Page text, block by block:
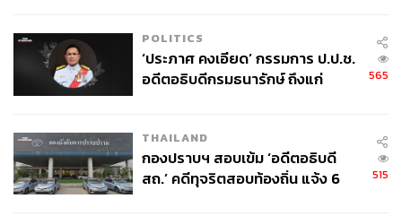
วิกฤตการณ์ครั้งนี้ได้คลายตัวออก และพาประเทศเพื่อนบ้าน
ทั้ง 2 กลับมาสู่การมี “ความสัมพันธ์ทางการทูตในแบบปกติ”
มิใช่ความสัมพันธ์ที่ยืนอยู่บนเงื่อนไขสงครามและความขัด
แย้ง
ฉะนั้น บทความนี้จะทดลองนำเสนอข้อพิจารณา 10 ประการ
ถึงบทบาทของนายกฯ อนุทินในการดำเนินนโยบายต่าง
ประเทศและความมั่นคงไทยต่อกัมพูชา ดังนี้
POLITICS
‘ประภาศ คงเอียด’ กรรมการ ป.ป.ช.
อดีตอธิบดีกรมธนารักษ์ ถึงแก่
565
THAILAND
กองปราบฯ สอบเข้ม ‘อดีตอธิบดี
สถ.’ คดีทุจริตสอบท้องถิ่น แจ้ง 6
515